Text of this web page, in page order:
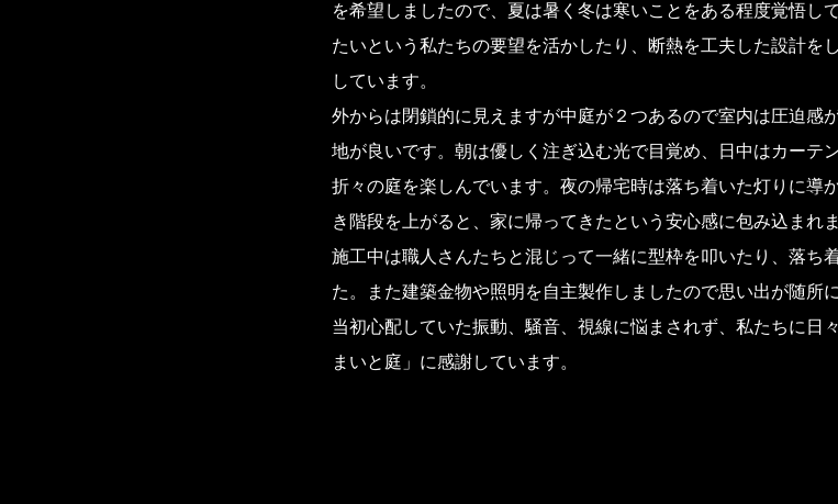
を希望しましたので、夏は暑く冬は寒いことをある程度覚悟し
たいという私たちの要望を活かしたり、断熱を工夫した設計を
しています。
外からは閉鎖的に見えますが中庭が２つあるので室内は圧迫感
地が良いです。朝は優しく注ぎ込む光で目覚め、日中はカーテ
折々の庭を楽しんでいます。夜の帰宅時は落ち着いた灯りに導
き階段を上がると、家に帰ってきたという安心感に包み込まれま
施工中は職人さんたちと混じって一緒に型枠を叩いたり、落ち
た。また建築金物や照明を自主製作しましたので思い出が随所
当初心配していた振動、騒音、視線に悩まされず、私たちに日
まいと庭」に感謝しています。